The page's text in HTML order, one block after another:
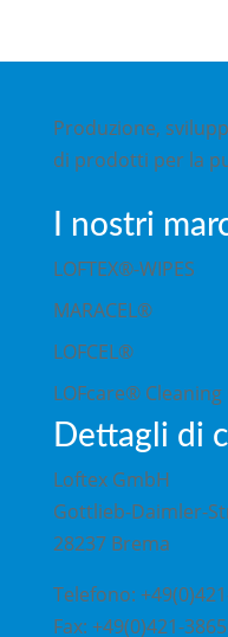
Produzione,
di prodotti per la
I nostri
LOFTEX®-WIPES
MARACEL®
LOFCEL®
LOFcare® Cleaning
Dettagli di
Loftex GmbH
Gottlieb-Daimler-
28237 Brema
Telefono:
Fax: +49(0)421-